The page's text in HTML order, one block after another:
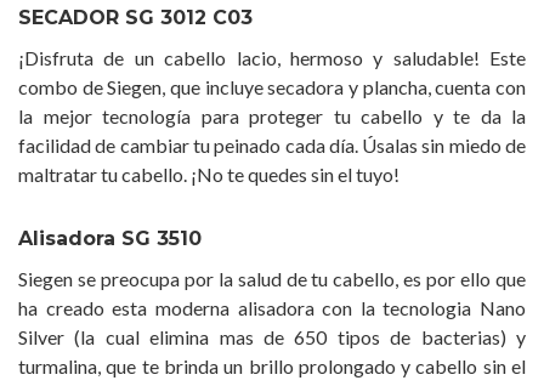
SECADOR SG 3012 C03
¡Disfruta de un cabello lacio, hermoso y saludable! Este
combo de Siegen, que incluye secadora y plancha, cuenta con
la mejor tecnología para proteger tu cabello y te da la
facilidad de cambiar tu peinado cada día. Úsalas sin miedo de
maltratar tu cabello. ¡No te quedes sin el tuyo!
Alisadora SG 3510
Siegen se preocupa por la salud de tu cabello, es por ello que
ha creado esta moderna alisadora con la tecnologia Nano
Silver (la cual elimina mas de 650 tipos de bacterias) y
turmalina, que te brinda un brillo prolongado y cabello sin el